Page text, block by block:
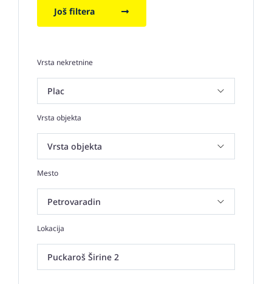
Još filtera
Vrsta nekretnine
Vrsta objekta
Mesto
Lokacija
Puckaroš Širine 2